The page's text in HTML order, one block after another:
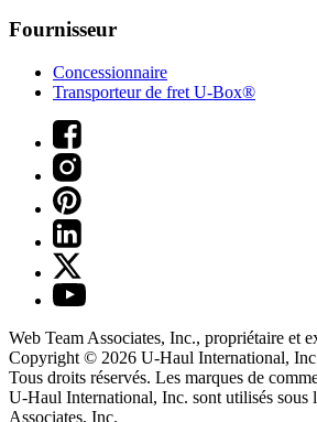
Fournisseur
Concessionnaire
Transporteur de fret U-Box®
Web Team Associates, Inc., propriétaire et
Copyright © 2026 U-Haul International,
Tous droits réservés. Les marques de
U-Haul International, Inc. sont utilisés sous
Associates, Inc.